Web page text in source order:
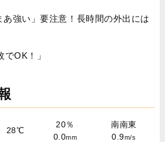
あ強い」要注意！長時間の外出には
でOK！」
28℃
20％
0.0mm
南南東
0.9m/s